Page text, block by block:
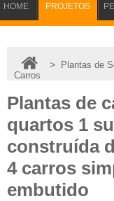
HOME PROJETOS
> Plantas de
Carros
Plantas de
quartos 1
construída
4 carros
embutido